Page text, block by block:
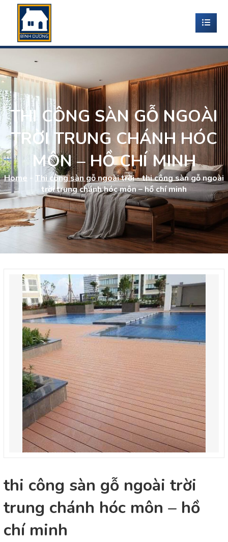
THI CÔNG SÀN GỖ NGOÀI
TRỜI TRUNG CHÁNH HÓC
MÔN – HỒ CHÍ MINH
Home - Thi công sàn gỗ ngoài trời-thi công sàn gỗ ngoài
trời trung chánh hóc môn – hồ chí minh
thi công sàn gỗ ngoài trời
trung chánh hóc môn – hồ
chí minh